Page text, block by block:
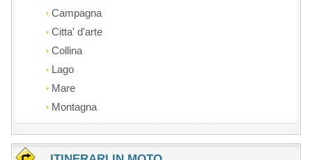
Campagna
Citta' d'arte
Collina
Lago
Mare
Montagna